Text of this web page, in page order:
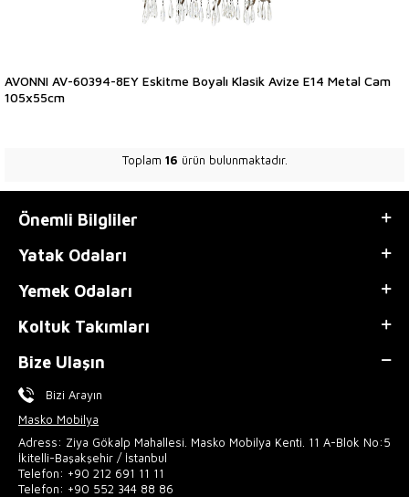
AVONNI AV-60394-8EY Eskitme Boyalı Klasik Avize E14 Metal Cam
105x55cm
Toplam 16 ürün bulunmaktadır.
Önemli Bilgliler
Yatak Odaları
Yemek Odaları
Koltuk Takımları
Bize Ulaşın
Bizi Arayın
Masko Mobilya
Adress: Ziya Gökalp Mahallesi. Masko Mobilya Kenti. 11 A-Blok No:5
İkitelli-Başakşehir / İstanbul
Telefon: +90 212 691 11 11
Telefon: +90 552 344 88 86